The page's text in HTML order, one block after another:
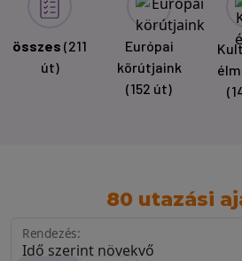
összes (211
út)
Európai
körútjaink
(152 út)
80 utazási
Rendezés: